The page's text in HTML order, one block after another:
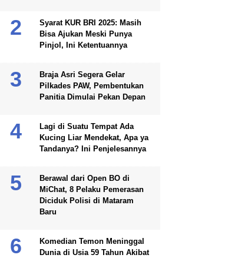
Syarat KUR BRI 2025: Masih
Bisa Ajukan Meski Punya
Pinjol, Ini Ketentuannya
Braja Asri Segera Gelar
Pilkades PAW, Pembentukan
Panitia Dimulai Pekan Depan
Lagi di Suatu Tempat Ada
Kucing Liar Mendekat, Apa ya
Tandanya? Ini Penjelesannya
Berawal dari Open BO di
MiChat, 8 Pelaku Pemerasan
Diciduk Polisi di Mataram
Baru
Komedian Temon Meninggal
Dunia di Usia 59 Tahun Akibat